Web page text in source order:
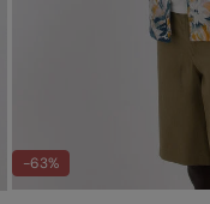
-63%